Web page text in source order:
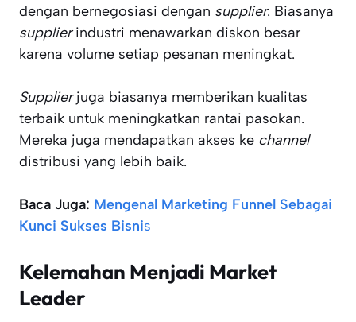
dengan bernegosiasi dengan supplier. Biasanya
supplierindustri menawarkan diskon besar
karena volume setiap pesanan meningkat.
Supplierjuga biasanya memberikan kualitas
terbaik untuk meningkatkan rantai pasokan.
Mereka juga mendapatkan akses ke channel
distribusi yang lebih baik.
Baca Juga: Mengenal Marketing Funnel Sebagai
Kunci Sukses Bisnis
Kelemahan Menjadi Market
Leader